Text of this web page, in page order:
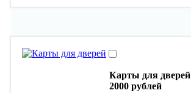
Карты для дверей
2000 рублей